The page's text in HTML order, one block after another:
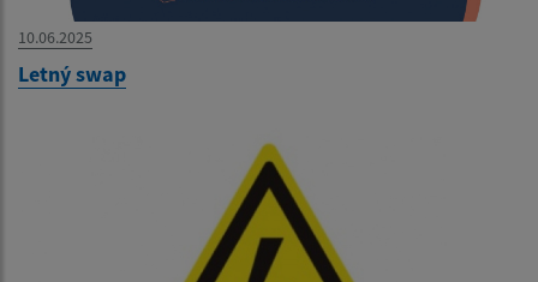
10.06.2025
Letný swap